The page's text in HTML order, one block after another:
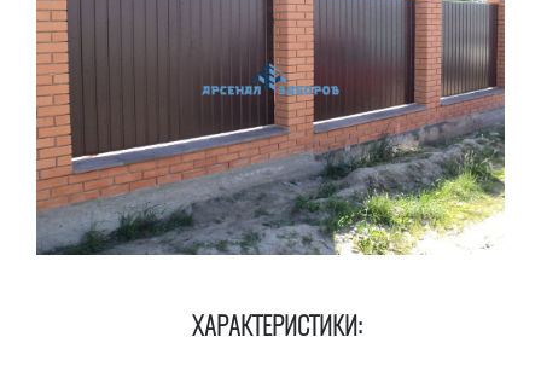
ХАРАКТЕРИСТИКИ: